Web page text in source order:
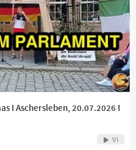
I Aschersleben, 20.07.2026 I
Vi